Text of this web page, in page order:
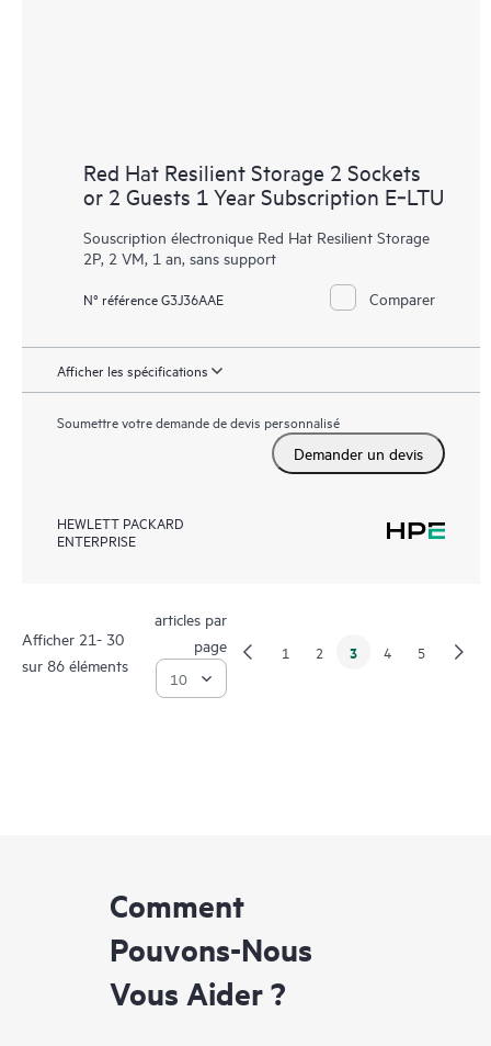
Red Hat Resilient Storage 2 Sockets
or 2 Guests 1 Year Subscription E‑LTU
Souscription électronique Red Hat Resilient Storage
2P, 2 VM, 1 an, sans support
N° référence G3J36AAE Comparer
Afficher les spécifications
Soumettre votre demande de devis personnalisé
Demander un devis
HEWLETT PACKARD
ENTERPRISE
Afficher 21- 30
sur 86 éléments
articles par
page
1 2 3 4 5
Comment
Pouvons-Nous
Vous Aider ?